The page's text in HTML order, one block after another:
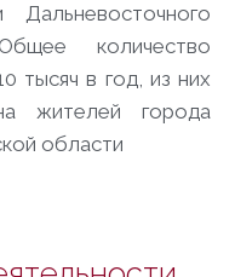
количество
тысяч в год, из них
жителей города
области